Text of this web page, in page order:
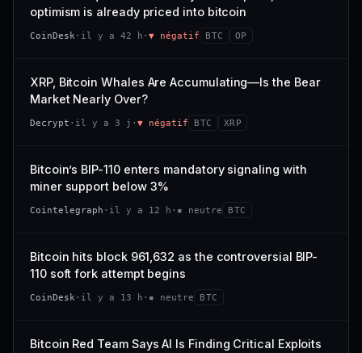
CONFIANCE
VAR. 7 J VAR. 30 J
CONFIANCE
momentum 24 h dégradé (+0,0 %), volume 24 h atone
(0,9 % de sa capitalisation échangés).
538 M$ 4,7 M$
−2,9 % −1,9 %
−50,0 % #93
CONFIANCE
optimism is already priced into bitcoin
CoinDesk · il y a 42 h · ▼ négatif BTC OP
XRP, Bitcoin Whales Are Accumulating—Is the Bear
Market Nearly Over?
Decrypt · il y a 3 j · ▼ négatif BTC XRP
Bitcoin’s BIP-110 enters mandatory signaling with
miner support below 3%
Cointelegraph · il y a 12 h · ▪ neutre BTC
Bitcoin hits block 961,632 as the controversial BIP-
110 soft fork attempt begins
CoinDesk · il y a 13 h · ▪ neutre BTC
Bitcoin Red Team Says AI Is Finding Critical Exploits